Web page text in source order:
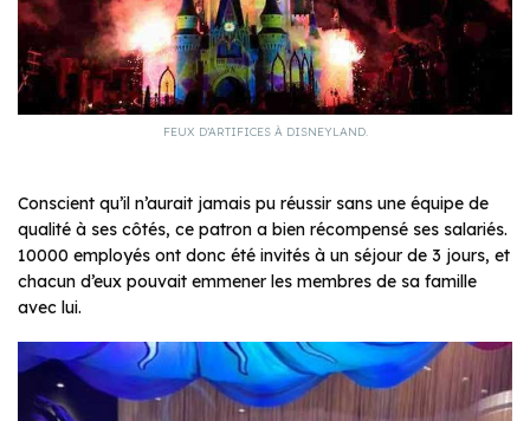
FEUX D’ARTIFICES À DISNEYLAND.
Conscient qu’il n’aurait jamais pu réussir sans une équipe de
qualité à ses côtés, ce patron a bien récompensé ses salariés.
10000 employés ont donc été invités à un séjour de 3 jours, et
chacun d’eux pouvait emmener les membres de sa famille
avec lui.